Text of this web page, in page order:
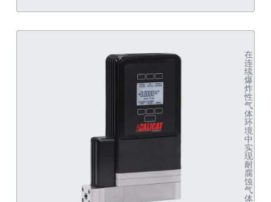
在
连
续
爆
炸
性
气
体
环
境
中
实
现
耐
腐
蚀
气
体